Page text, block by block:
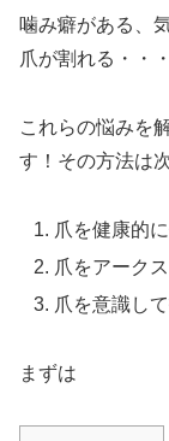
噛み癖がある、
爪が割れる・・
これらの悩みを
す！その方法は
爪を健康的
爪をアーク
爪を意識し
まずは